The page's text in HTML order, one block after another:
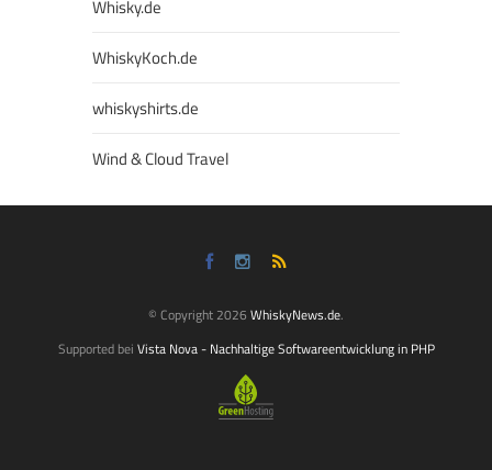
Whisky.de
WhiskyKoch.de
whiskyshirts.de
Wind & Cloud Travel
© Copyright 2026 WhiskyNews.de.
Supported bei Vista Nova - Nachhaltige Softwareentwicklung in PHP